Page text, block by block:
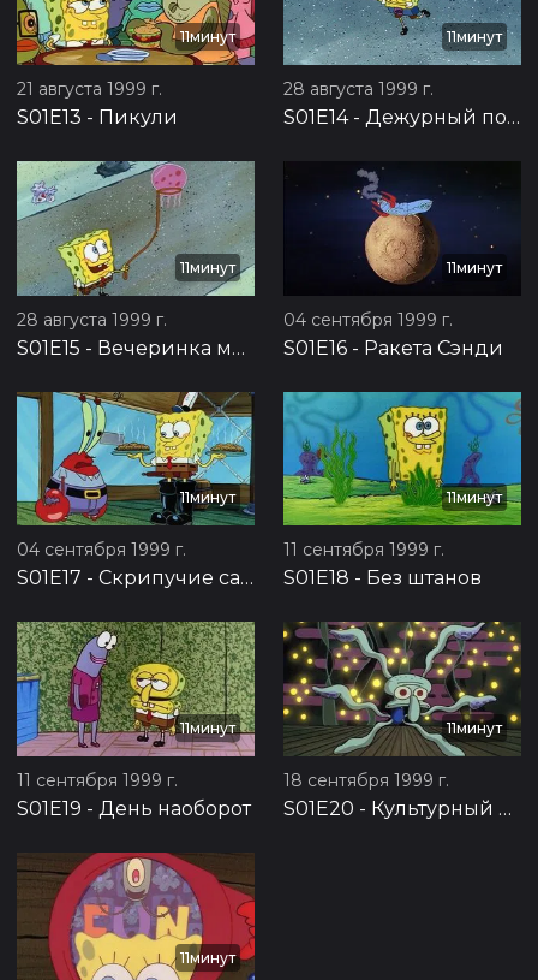
11минут
21 августа 1999 г.
S01E13 - Пикули
11минут
28 августа 1999 г.
S01E14- Дежурный по школе
11минут
28 августа 1999 г.
S01E15 - Вечеринка медуз
11минут
04 сентября 1999 г.
S01E16 - Ракета Сэнди
11минут
04 сентября 1999 г.
S01E17 - Скрипучие сапоги
11минут
11 сентября 1999 г.
S01E18 - Без штанов
11минут
11 сентября 1999 г.
S01E19 - День наоборот
11минут
18 сентября 1999 г.
S01E20 - Культурный шок
11минут